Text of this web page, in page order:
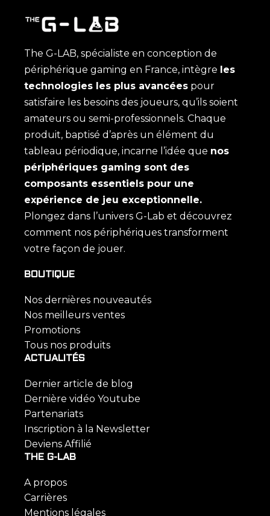
The G-LAB, spécialiste en conception de
périphérique gaming en France, intègre les
technologies les plus avancées pour
satisfaire les besoins des joueurs, qu’ils soient
amateurs ou semi-professionnels. Chaque
produit, baptisé d’après un élément du
tableau périodique, incarne l’idée que nos
périphériques gaming sont des
composants essentiels pour une
expérience de jeu exceptionnelle.
Plongez dans l’univers G-Lab et découvrez
comment nos périphériques transforment
votre façon de jouer.
BOUTIQUE
Nos dernières nouveautés
Nos meilleurs ventes
Promotions
Tous nos produits
ACTUALITÉS
Dernier article de blog
Dernière vidéo Youtube
Partenariats
Inscription à la Newsletter
Deviens Affilié
THE G-LAB
A propos
Carrières
Mentions légales